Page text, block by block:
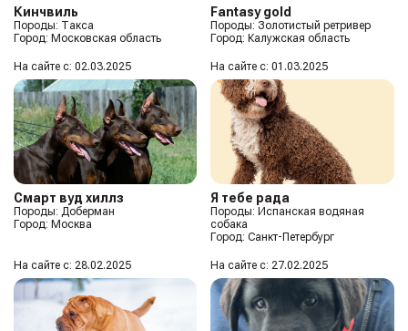
Кинчвиль
Породы: Такса
Город: Московская область
Fantasy gold
Породы: Золотистый ретривер
Город: Калужская область
На сайте с: 02.03.2025
Смарт вуд хиллз
Породы: Доберман
Город: Москва
На сайте с: 01.03.2025
Я тебе рада
Породы: Испанская водяная
собака
Город: Санкт-Петербург
На сайте с: 28.02.2025 На сайте с: 27.02.2025